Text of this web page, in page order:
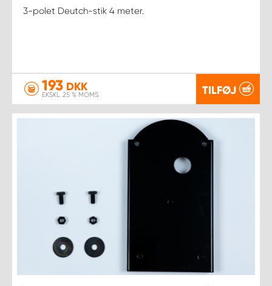
3-polet Deutch-stik 4 meter.
193 DKK
EKSKL. 25 % MOMS TILFØJ